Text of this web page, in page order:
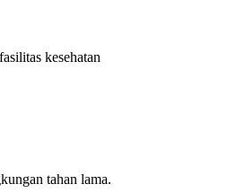
kesehatan
tahan lama.